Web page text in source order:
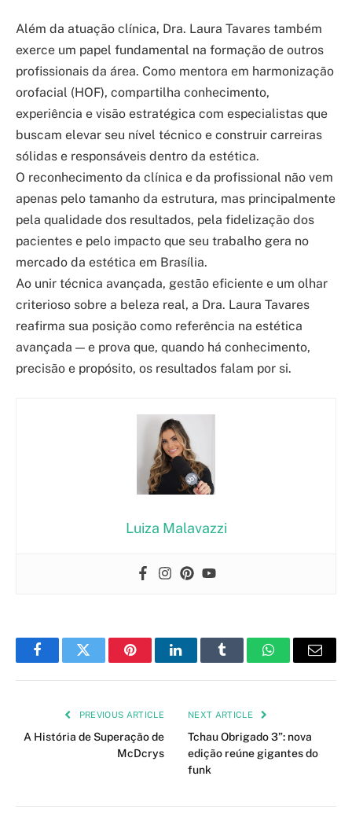
Além da atuação clínica, Dra. Laura Tavares também
exerce um papel fundamental na formação de outros
profissionais da área. Como mentora em harmonização
orofacial (HOF), compartilha conhecimento,
experiência e visão estratégica com especialistas que
buscam elevar seu nível técnico e construir carreiras
sólidas e responsáveis dentro da estética.
O reconhecimento da clínica e da profissional não vem
apenas pelo tamanho da estrutura, mas principalmente
pela qualidade dos resultados, pela fidelização dos
pacientes e pelo impacto que seu trabalho gera no
mercado da estética em Brasília.
Ao unir técnica avançada, gestão eficiente e um olhar
criterioso sobre a beleza real, a Dra. Laura Tavares
reafirma sua posição como referência na estética
avançada — e prova que, quando há conhecimento,
precisão e propósito, os resultados falam por si.
Luiza Malavazzi
FacebookTwitter PinterestLinkedInTumblr WhatsAppEmail
PREVIOUS ARTICLE
A História de Superação de
McDcrys
NEXT ARTICLE
Tchau Obrigado 3”: nova
edição reúne gigantes do
funk